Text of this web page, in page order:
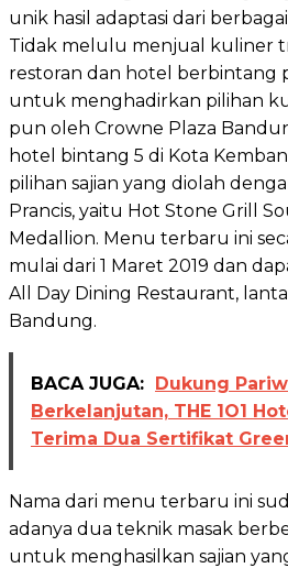
unik hasil adaptasi dari
Tidak melulu menjual kuliner
restoran dan hotel berbintang
untuk menghadirkan pilihan
pun oleh Crowne Plaza
hotel bintang 5 di Kota
pilihan sajian yang diolah
Prancis, yaitu Hot Stone Grill
Medallion. Menu terbaru ini
mulai dari 1 Maret 2019 dan
All Day Dining Restaurant,
Bandung.
BACA JUGA: Dukung
Berkelanjutan, THE 1O1
Terima Dua Sertifikat
Nama dari menu terbaru ini
adanya dua teknik masak
untuk menghasilkan sajian